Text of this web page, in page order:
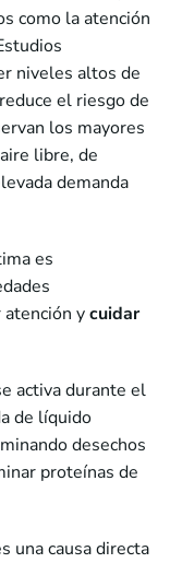
como la atención
niveles altos de
el riesgo de
los mayores
libre, de
demanda
es
ycuidar
activa durante el
de líquido
desechos
proteínas de
una causa directa